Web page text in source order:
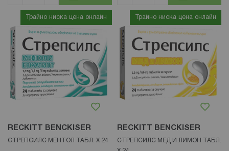
Трайно ниска цена онлайн
RECKITT BENCKISER
СТРЕПСИЛС МЕНТОЛ ТАБЛ. Х 24
Трайно ниска цена онлайн
RECKITT BENCKISER
СТРЕПСИЛС МЕД И ЛИМОН ТАБЛ.